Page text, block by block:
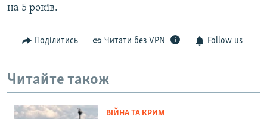
на 5 років.
Поділитись Читати без VPN Follow us
Читайте також
ВІЙНА ТА КРИМ